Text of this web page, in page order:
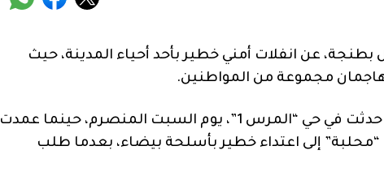
عن انفلات أمني خطير بأحد أحياء المدينة، حيث
مجموعة من المواطنين.
وعلم من مصادر اعلامية، أن وقائع مقطع الفيديو حدثت في حي “المرس 1”، يوم السبت المنصرم، حينما عمدت
إلى اعتداء خطير بأسلحة بيضاء، بعدما طلب